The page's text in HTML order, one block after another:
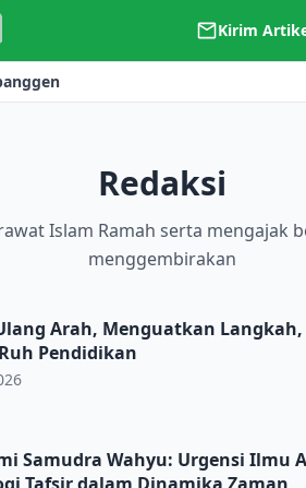
Kirim
Redaksi
Islam Ramah serta mengajak
menggembirakan
Langkah, dan
Arah, Menguatkan
Pendidikan
Urgensi Ilmu Al-Qur’an dan
Samudra Wahyu: Urgensi Ilmu